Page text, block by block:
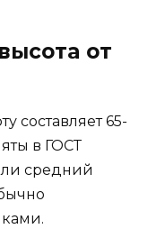
от
составляет 65-
в ГОСТ
средний